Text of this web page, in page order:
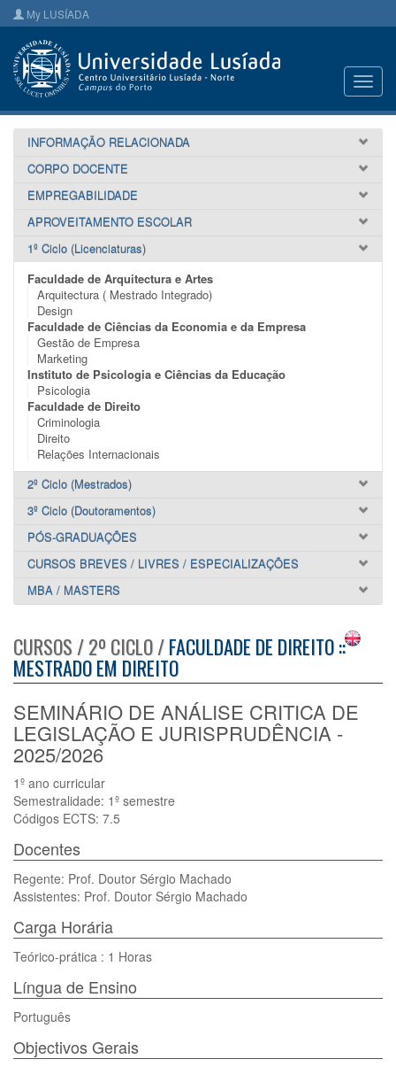
My LUSÍADA
INFORMAÇÃO RELACIONADA
CORPO DOCENTE
EMPREGABILIDADE
APROVEITAMENTO ESCOLAR
1º Ciclo (Licenciaturas)
Faculdade de Arquitectura e Artes
Arquitectura ( Mestrado Integrado)
Design
Faculdade de Ciências da Economia e da Empresa
Gestão de Empresa
Marketing
Instituto de Psicologia e Ciências da Educação
Psicologia
Faculdade de Direito
Criminologia
Direito
Relações Internacionais
2º Ciclo (Mestrados)
3º Ciclo (Doutoramentos)
PÓS-GRADUAÇÕES
CURSOS BREVES / LIVRES / ESPECIALIZAÇÕES
MBA / MASTERS
CURSOS / 2º CICLO /FACULDADE DE DIREITO ::
MESTRADO EM DIREITO
SEMINÁRIO DE ANÁLISE CRITICA DE
LEGISLAÇÃO E JURISPRUDÊNCIA -
2025/2026
1º ano curricular
Semestralidade: 1º semestre
Códigos ECTS: 7.5
Docentes
Regente: Prof. Doutor Sérgio Machado
Assistentes: Prof. Doutor Sérgio Machado
Carga Horária
Teórico-prática : 1 Horas
Língua de Ensino
Português
Objectivos Gerais